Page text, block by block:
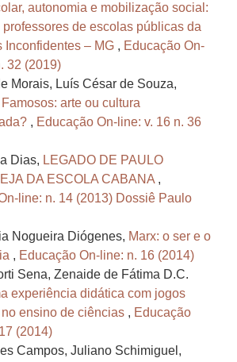
autonomia e mobilização social:
de escolas públicas da
Inconfidentes – MG , Educação On-
32 (2019)
Morais, Luís César de Souza,
arte ou cultura
, Educação On-line: v. 16 n. 36
Dias, LEGADO DE PAULO
DA ESCOLA CABANA ,
line: n. 14 (2013) Dossiê Paulo
Nogueira Diógenes, Marx: o ser e o
, Educação On-line: n. 16 (2014)
Sena, Zenaide de Fátima D.C.
experiência didática com jogos
ensino de ciências , Educação
(2014)
Campos, Juliano Schimiguel,